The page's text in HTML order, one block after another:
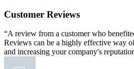
Customer Reviews
“A review from a customer who
Reviews can be a highly effective way
and increasing your company's